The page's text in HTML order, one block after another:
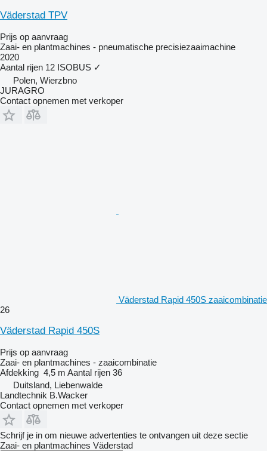
Väderstad TPV
Prijs op aanvraag
Zaai- en plantmachines - pneumatische precisiezaaimachine
2020
Aantal rijen 12 ISOBUS ✓
Polen, Wierzbno
JURAGRO
Contact opnemen met verkoper
Väderstad Rapid 450S zaaicombinatie
26
Väderstad Rapid 450S
Prijs op aanvraag
Zaai- en plantmachines - zaaicombinatie
Afdekking 4,5 m Aantal rijen 36
Duitsland, Liebenwalde
Landtechnik B.Wacker
Contact opnemen met verkoper
Schrijf je in om nieuwe advertenties te ontvangen uit deze sectie
Zaai- en plantmachines Väderstad